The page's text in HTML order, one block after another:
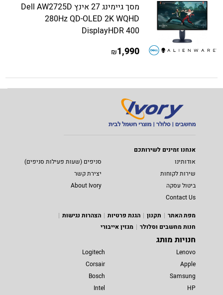
מסך גיימינג 27 אינץ Dell AW2725D
280Hz QD-OLED 2K WQHD
DisplayHDR 400
1,990
₪
אנחנו זמינים לשירותכם
אודותינו
סניפים (שעות פעילות סניפים)
שירות לקוחות
יצירת קשר
ביטול עסקה
About Ivory
Contact Us
מפת האתר
תקנון הגנת פרטיות
הצהרות נגישות
חנות מחשבים וסלולר
מגזין אייבורי
חנויות מותג
Lenovo
Apple
Samsung
HP
Logitech
Corsair
Bosch
Intel